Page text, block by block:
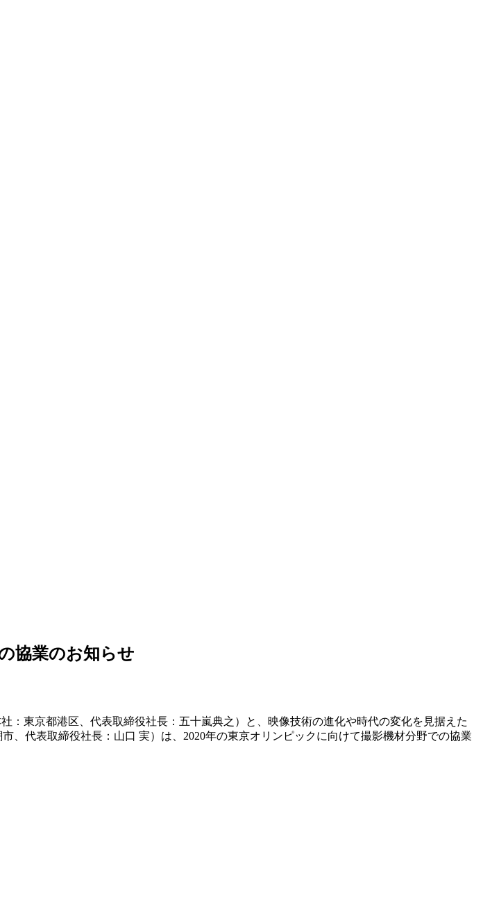
協業のお知らせ
東京都港区、代表取締役社長：五十嵐典之）と、映像技術の進化や時代の変化を見据えた
、代表取締役社長：山口 実）は、2020年の東京オリンピックに向けて撮影機材分野での協業